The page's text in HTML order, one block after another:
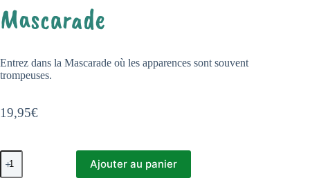
Mascarade
19,95€
Entrez dans la Mascarade où les apparences sont souvent
trompeuses.
quantité
de
Mascarade
Ajouter au panier